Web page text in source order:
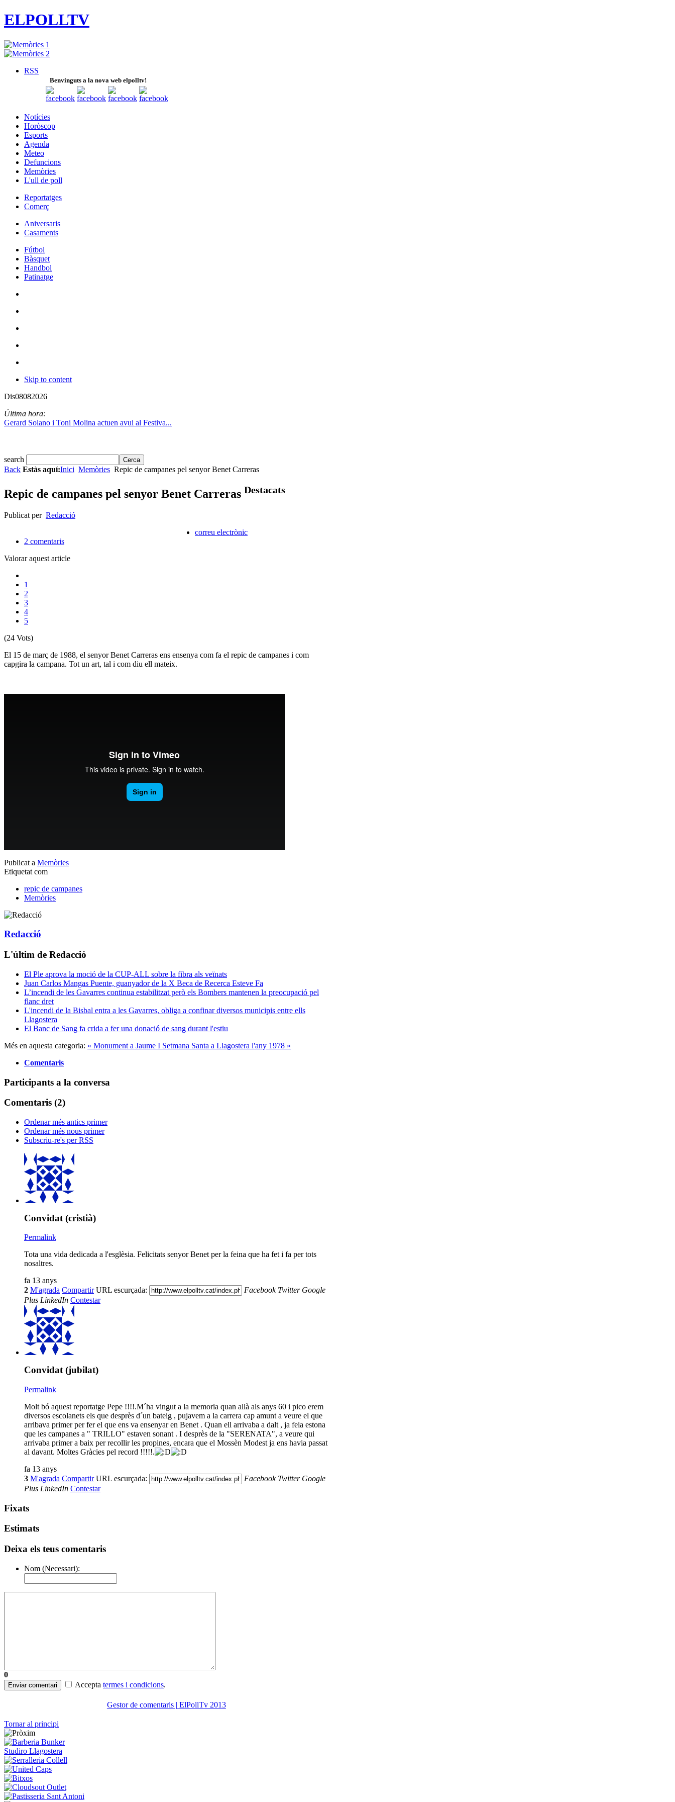
ELPOLLTV
RSS
Benvinguts a la nova web elpolltv!
Notícies
Horòscop
Esports
Agenda
Meteo
Defuncions
Memòries
L'ull de poll
Reportatges
Comerç
Aniversaris
Casaments
Fútbol
Bàsquet
Handbol
Patinatge
Skip to content
Dis08082026
Última hora:
Gerard Solano i Toni Molina actuen avui al Festiva...
search
Back Estàs aquí:Inici Memòries Repic de campanes pel senyor Benet Carreras
Repic de campanes pel senyor Benet Carreras Destacats
Publicat per Redacció
correu electrònic
2 comentaris
Valorar aquest article
1
2
3
4
5
(24 Vots)
El 15 de març de 1988, el senyor Benet Carreras ens ensenya com fa el repic de campanes i com
capgira la campana. Tot un art, tal i com diu ell mateix.
Publicat a Memòries
Etiquetat com
repic de campanes
Memòries
Redacció
L'últim de Redacció
El Ple aprova la moció de la CUP-ALL sobre la fibra als veïnats
Juan Carlos Mangas Puente, guanyador de la X Beca de Recerca Esteve Fa
L’incendi de les Gavarres continua estabilitzat però els Bombers mantenen la preocupació pel
flanc dret
L'incendi de la Bisbal entra a les Gavarres, obliga a confinar diversos municipis entre ells
Llagostera
El Banc de Sang fa crida a fer una donació de sang durant l'estiu
Més en aquesta categoria: « Monument a Jaume I Setmana Santa a Llagostera l'any 1978 »
Comentaris
Participants a la conversa
Comentaris (2)
Ordenar més antics primer
Ordenar més nous primer
Subscriu-re's per RSS
Convidat (cristià)
Permalink
Tota una vida dedicada a l'esglèsia. Felicitats senyor Benet per la feina que ha fet i fa per tots
nosaltres.
fa 13 anys
2 M'agrada Compartir URL escurçada: Facebook Twitter Google
Plus LinkedIn Contestar
Convidat (jubilat)
Permalink
Molt bó aquest reportatge Pepe !!!!.M´ha vingut a la memoria quan allà als anys 60 i pico erem
diversos escolanets els que desprès d´un bateig , pujavem a la carrera cap amunt a veure el que
arribava primer per fer el que ens va ensenyar en Benet . Quan ell arrivaba a dalt , ja feia estona
que les campanes a " TRILLO" estaven sonant . I desprès de la "SERENATA", a veure qui
arrivaba primer a baix per recollir les propines, encara que el Mossèn Modest ja ens havia passat
al davant. Moltes Gràcies pel record !!!!!.
fa 13 anys
3 M'agrada Compartir URL escurçada: Facebook Twitter Google
Plus LinkedIn Contestar
Fixats
Estimats
Deixa els teus comentaris
Nom (Necessari):
0
Enviar comentari Accepta termes i condicions.
Gestor de comentaris | ElPollTv 2013
Tornar al principi